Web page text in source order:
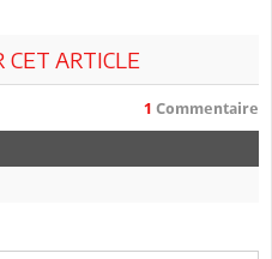
ARTICLE
1 Commentaire